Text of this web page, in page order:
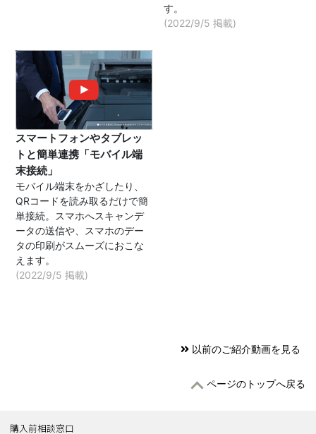
す。
(2022/9/5 掲載)
スマートフォンやタブレッ
トと簡単連携「モバイル端
末接続」
モバイル端末をかざしたり、
QRコードを読み取るだけで簡
単接続。スマホへスキャンデ
ータの送信や、スマホのデー
タの印刷がスムーズにおこな
えます。
(2022/9/5 掲載)
以前のご紹介動画を見る
ページのトップへ戻る
購入前相談窓口